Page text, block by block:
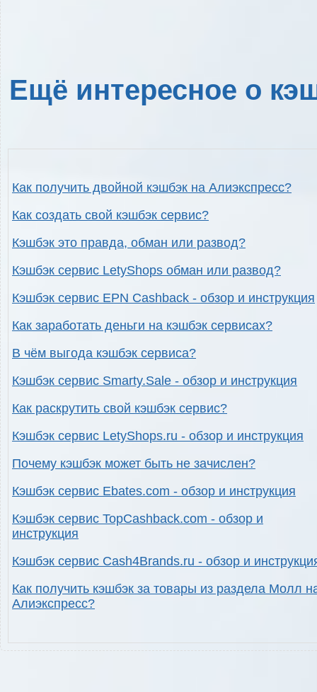
Ещё интересное о
Как получить двойной кэшбэк на Алиэкспресс?
Как создать свой кэшбэк сервис?
Кэшбэк это правда, обман или развод?
Кэшбэк сервис LetyShops обман или развод?
Кэшбэк сервис EPN Cashback - обзор и инструкция
Как заработать деньги на кэшбэк сервисах?
В чём выгода кэшбэк сервиса?
Кэшбэк сервис Smarty.Sale - обзор и инструкция
Как раскрутить свой кэшбэк сервис?
Кэшбэк сервис LetyShops.ru - обзор и инструкция
Почему кэшбэк может быть не зачислен?
Кэшбэк сервис Ebates.com - обзор и инструкция
Кэшбэк сервис TopCashback.com - обзор и
инструкция
Кэшбэк сервис Cash4Brands.ru - обзор и
Как получить кэшбэк за товары из раздела Молл
Алиэкспресс?